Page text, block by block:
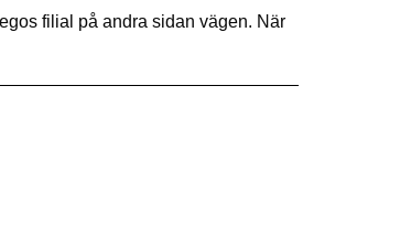
filial på andra sidan vägen. När